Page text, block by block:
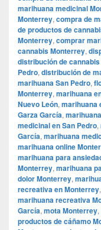
marihuana medicinal
Monterrey, compra de
de productos de
Monterrey, comprar
cannabis Monterrey,
distribución de
Pedro, distribución de
marihuana San Pedro,
Monterrey, marihuana
Nuevo León, marihuana
Garza García,
medicinal en San Pedro,
García, marihuana
marihuana online
marihuana para
Monterrey, marihuana
dolor Monterrey,
recreativa en Monterrey,
marihuana recreativa
García, mota Monterrey,
productos de cáñamo